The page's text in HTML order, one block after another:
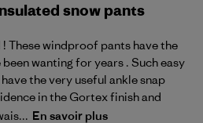
snow pants
These windproof pants have the
wanting for years . Such easy
the very useful ankle snap
in the Gortex finish and
En savoir plus